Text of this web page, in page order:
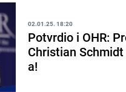
02.01.25. 18:20
Potvrdio i OHR:
Christian
a!